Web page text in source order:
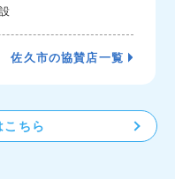
佐久市の協賛店一覧
こちら